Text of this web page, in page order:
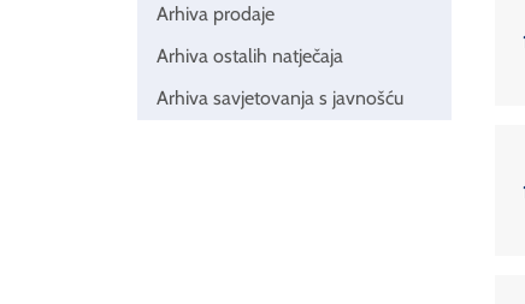
Arhiva prodaje
Arhiva ostalih natječaja
Arhiva savjetovanja s javnošću